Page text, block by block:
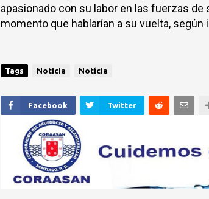
apasionado con su labor en las fuerzas
momento que hablarían a su vuelta, según
Tags Noticia Notícia
Facebook Twitter